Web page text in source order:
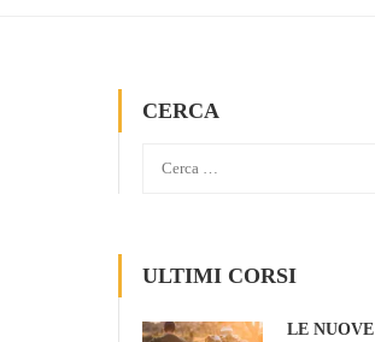
CERCA
ULTIMI CORSI
LE NUOVE